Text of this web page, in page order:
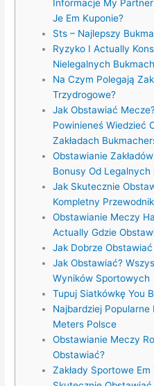
Informacje My
Je Em Kuponie?
Sts – Najlepszy
Ryzyko I Actually
Nielegalnych
Na Czym Polegają
Trzydrogowe?
Jak Obstawiać
Powinieneś Wiedzieć
Zakładach
Obstawianie
Bonusy Od
Jak Skutecznie
Kompletny Przewodnik
Obstawianie Meczy
Actually Gdzie
Jak Dobrze
Jak Obstawiać?
Wyników Sportowych
Tupuj Siatkówkę You
Najbardziej Popularne
Meters Polsce
Obstawianie Meczy
Obstawiać?
Zakłady Sportowe